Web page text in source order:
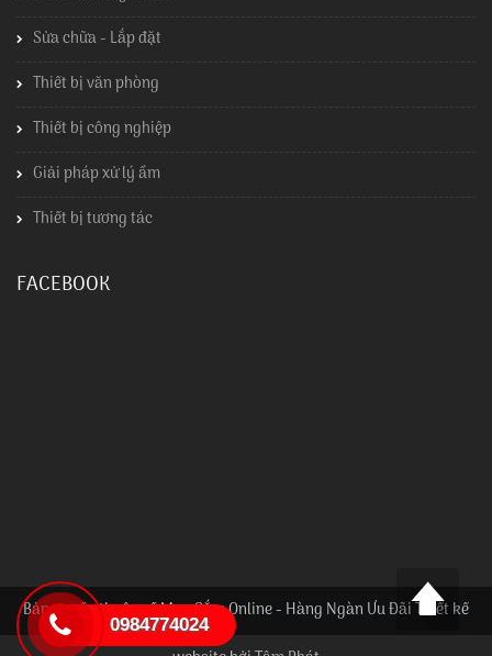
Sửa chữa - Lắp đặt
Thiết bị văn phòng
Thiết bị công nghiệp
Giải pháp xử lý ẩm
Thiết bị tương tác
FACEBOOK
Bản quyền thuộc về Mua Sắm Online - Hàng Ngàn Ưu Đãi Thiết kế
0984774024